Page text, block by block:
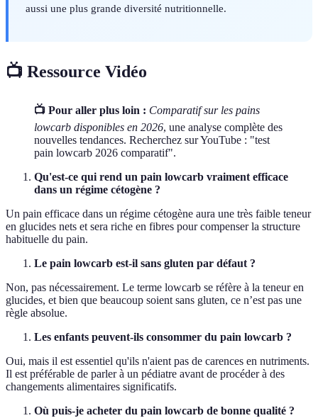
aussi une plus grande diversité nutritionnelle.
📺 Ressource Vidéo
📺 Pour aller plus loin : Comparatif sur les pains
lowcarb disponibles en 2026, une analyse complète des
nouvelles tendances. Recherchez sur YouTube : "test
pain lowcarb 2026 comparatif".
Qu'est-ce qui rend un pain lowcarb vraiment efficace
dans un régime cétogène ?
Un pain efficace dans un régime cétogène aura une très faible teneur
en glucides nets et sera riche en fibres pour compenser la structure
habituelle du pain.
Le pain lowcarb est-il sans gluten par défaut ?
Non, pas nécessairement. Le terme lowcarb se réfère à la teneur en
glucides, et bien que beaucoup soient sans gluten, ce n’est pas une
règle absolue.
Les enfants peuvent-ils consommer du pain lowcarb ?
Oui, mais il est essentiel qu'ils n'aient pas de carences en nutriments.
Il est préférable de parler à un pédiatre avant de procéder à des
changements alimentaires significatifs.
Où puis-je acheter du pain lowcarb de bonne qualité ?